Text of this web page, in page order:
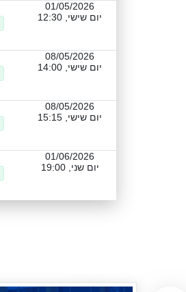
01/05/2026
יום שישי, 12:30
08/05/2026
יום שישי, 14:00
08/05/2026
יום שישי, 15:15
01/06/2026
יום שני, 19:00